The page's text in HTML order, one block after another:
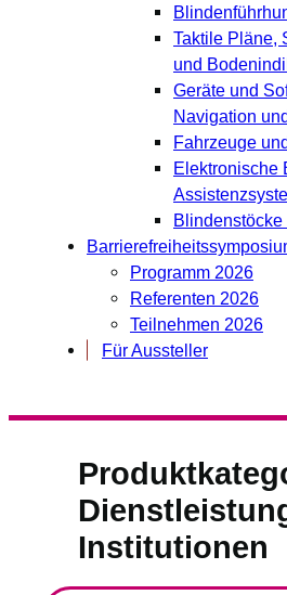
Taktile Pläne,
und
Geräte und
Navigation
Fahrzeuge
Elektronische
Programm 2026
Referenten 2026
Teilnehmen 2026
Für Aussteller
Institutionen